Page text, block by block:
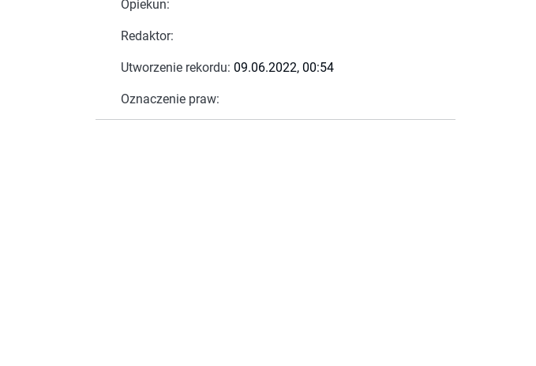
Opiekun:
Redaktor:
Utworzenie rekordu: 09.06.2022, 00:54
Oznaczenie praw: